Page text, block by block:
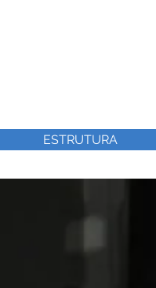
ESTRUTURA